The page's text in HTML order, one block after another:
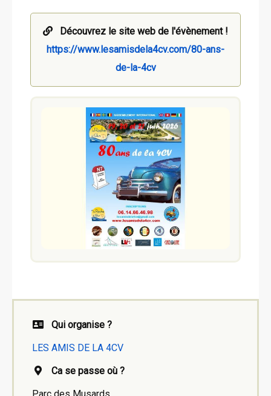
Découvrez le site web de l'évènement !
https://www.lesamisdela4cv.com/80-ans-
de-la-4cv
Qui organise ?
LES AMIS DE LA 4CV
Ca se passe où ?
Parc des Musards